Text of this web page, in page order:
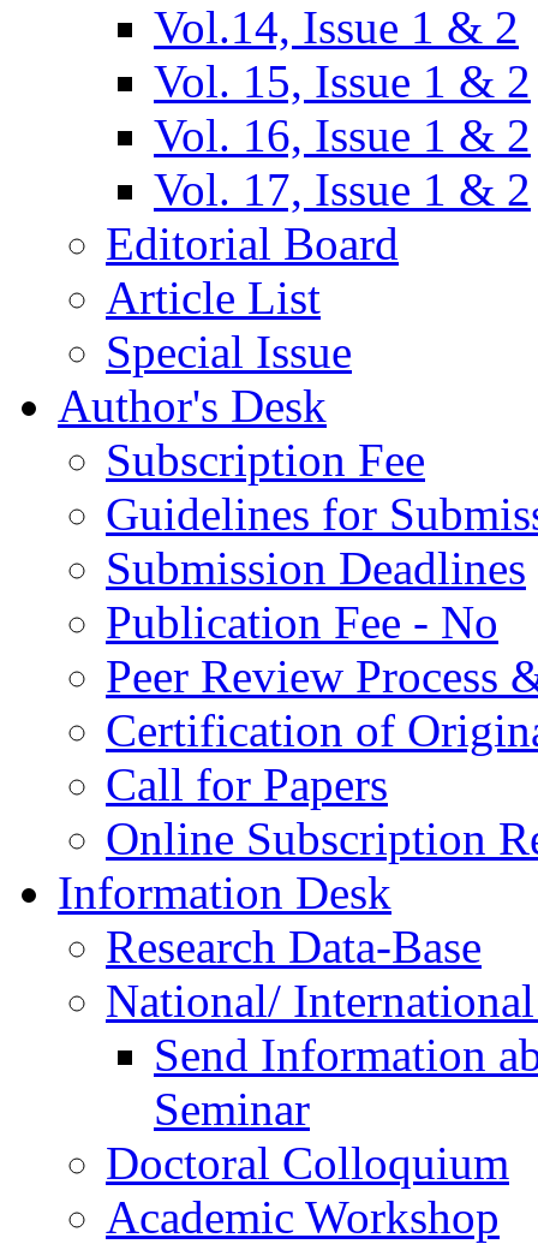
Vol.14, Issue 1 & 2
Vol. 15, Issue 1 & 2
Vol. 16, Issue 1 & 2
Vol. 17, Issue 1 & 2
Editorial Board
Article List
Special Issue
Author's Desk
Subscription Fee
Guidelines for
Submission Deadlines
Publication Fee - No
Peer Review Process
Certification of
Call for Papers
Online Subscription
Information Desk
Research Data-Base
National/
Send Information
Seminar
Doctoral Colloquium
Academic Workshop